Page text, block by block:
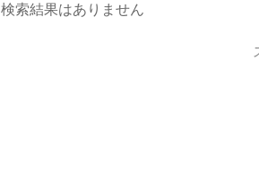
検索結果はありません